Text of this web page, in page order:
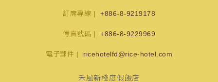
訂席專線 +886-8-9219178
傳真號碼 +886-8-9229969
電子郵件 ricehotelfd@rice-hotel.com
禾風新棧度假飯店